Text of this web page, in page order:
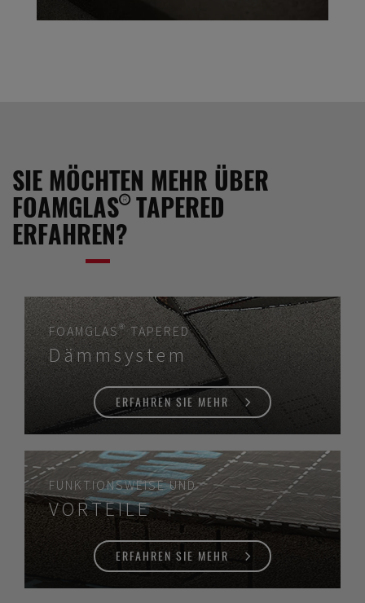
SIE MÖCHTEN MEHR ÜBER
FOAMGLAS® TAPERED
ERFAHREN?
FOAMGLAS® TAPERED
Dämmsystem
ERFAHREN SIE MEHR
FUNKTIONSWEISE UND
VORTEILE
ERFAHREN SIE MEHR